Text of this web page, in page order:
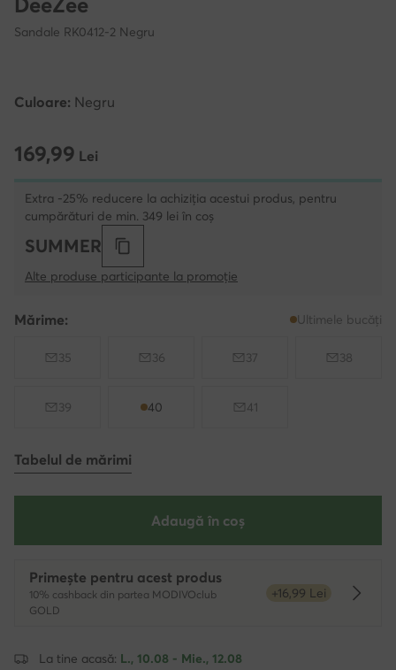
Sandale RK0412-2 Negru
Culoare: Negru
169,99 Lei
169,99 Lei
Extra -25% reducere la achiziția acestui produs, pentru
cumpărături de min. 349 lei în coș
SUMMER
Alte produse participante la promoție
Mărime: Ultimele bucăți
35 36 37 38
39 40 41
Tabelul de mărimi
Adaugă în coș
Primește pentru acest produs
10% cashback din partea MODIVOclub
GOLD
+16,99 Lei
La tine acasă: L., 10.08 - Mie., 12.08